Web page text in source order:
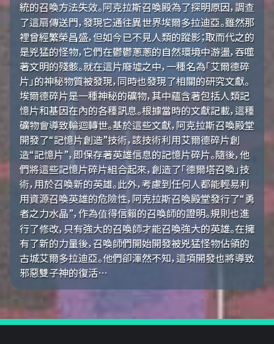
統的召喚方法失效。阿克拉斯召喚殿為了探明原因，調查
了這扇傳送門，發現它通往異世界埃爾多拉迪亞。雖然那
裡曾經繁榮昌盛，但如今已不見人類的蹤影；取而代之的
是兇猛的怪物，它們在鬱鬱蔥蔥的自然環境中游盪，吞噬
著文明的殘骸。就在這片廢墟之中，一種名為「艾爾德碎
片」的神秘物質被發現，同時也發現了相關的研究文獻。
埃爾德碎片是一種神秘的礦物，其中蘊含著包括人類記
憶片和基因在內的各種訊息。根據當時的文獻記載，這種
礦物會導致輪迴轉世。基於這些文獻，阿克拉斯召喚殿堂
開發了“記憶片創造”技術，該技術利用艾爾德碎片創
造“記憶片”，即保存著英雄信息的記憶片碎片。隨後，他
們將這些記憶片碎片組合起來，創造了「德爾塔召喚」技
術，用於召喚新的英雄。此外，考慮到任何人都能輕易利
用資源召喚英雄的危險性，阿克拉斯召喚殿堂發行了“勇
者之力水晶”，作為值得信賴的召喚師的證明。規則也進
行了修改，只有強大的召喚師才能召喚強大的英雄。在擁
有了新的力量後，召喚師們開始開發被兇猛怪物佔領的
古城艾爾多拉迪亞。他們卻渾然不知，這項開發也將導致
邪惡雙子神的復活…